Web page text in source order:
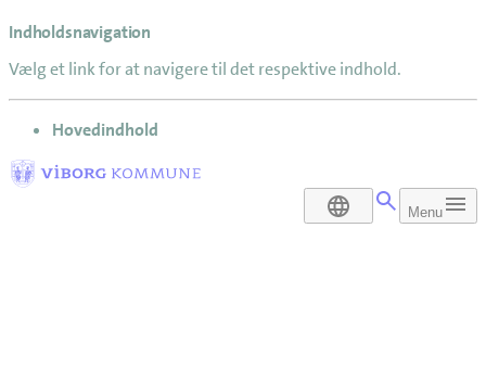
Indholdsnavigation
Vælg et link for at navigere til det respektive indhold.
gå til
Hovedindhold
DA Menu